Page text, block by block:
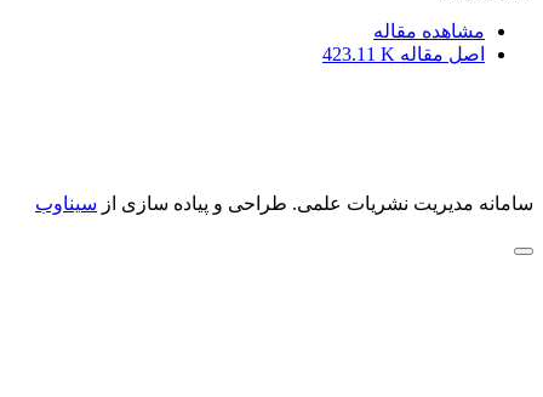
مشاهده مقاله
اصل مقاله 423.11 K
سامانه مدیریت نشریات علمی. طراحی و پیاده سازی از سیناوب